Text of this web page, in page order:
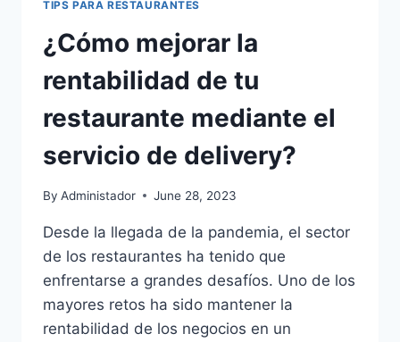
TIPS PARA RESTAURANTES
¿Cómo mejorar la
rentabilidad de tu
restaurante mediante el
servicio de delivery?
By Administador June 28, 2023
Desde la llegada de la pandemia, el sector
de los restaurantes ha tenido que
enfrentarse a grandes desafíos. Uno de los
mayores retos ha sido mantener la
rentabilidad de los negocios en un